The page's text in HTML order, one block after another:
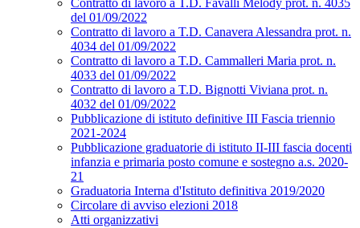
Contratto di lavoro a T.D. Favalli Melody prot. n. 4035
del 01/09/2022
Contratto di lavoro a T.D. Canavera Alessandra prot. n.
4034 del 01/09/2022
Contratto di lavoro a T.D. Cammalleri Maria prot. n.
4033 del 01/09/2022
Contratto di lavoro a T.D. Bignotti Viviana prot. n.
4032 del 01/09/2022
Pubblicazione di istituto definitive III Fascia triennio
2021-2024
Pubblicazione graduatorie di istituto II-III fascia docenti
infanzia e primaria posto comune e sostegno a.s. 2020-
21
Graduatoria Interna d'Istituto definitiva 2019/2020
Circolare di avviso elezioni 2018
Atti organizzativi